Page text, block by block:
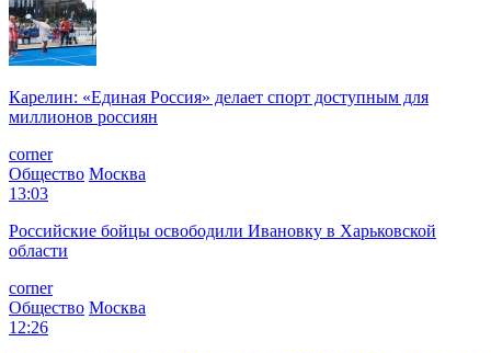
Карелин: «Единая Россия» делает спорт доступным для
миллионов россиян
corner
Общество Москва
13:03
Российские бойцы освободили Ивановку в Харьковской
области
corner
Общество Москва
12:26